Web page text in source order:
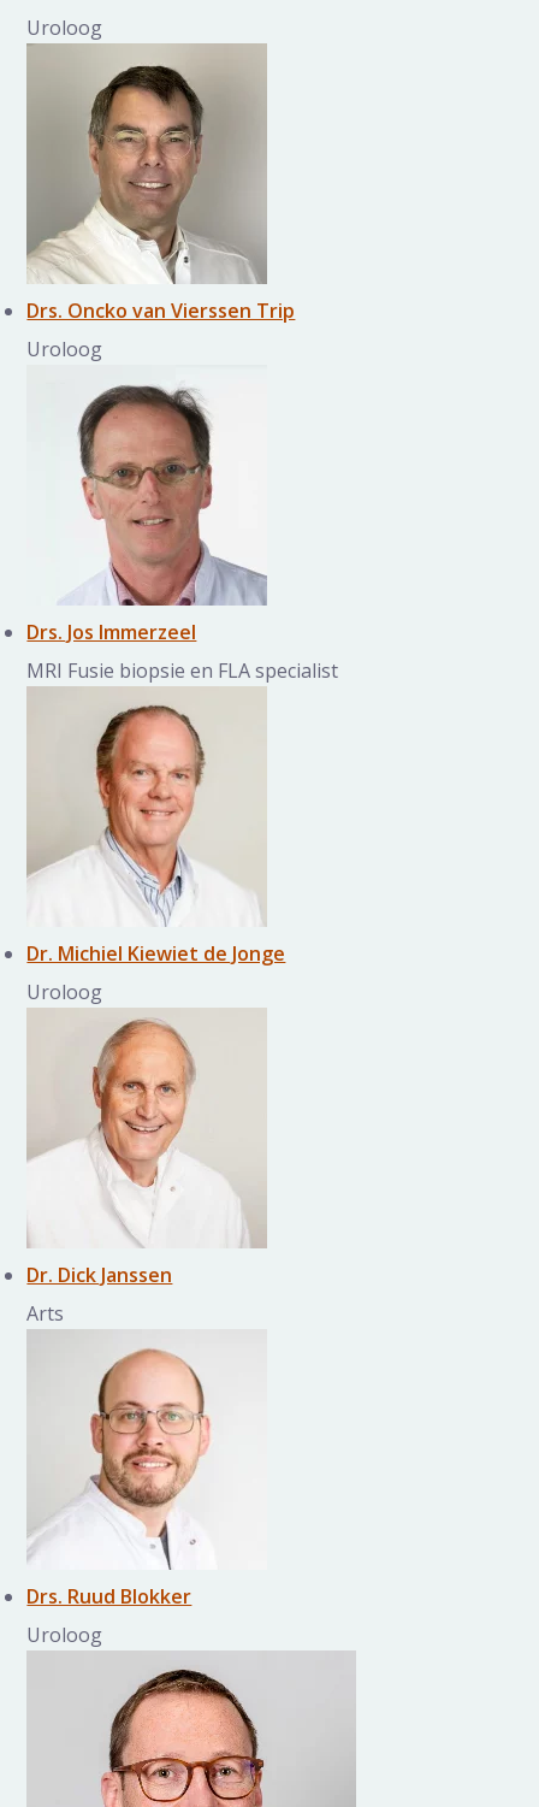
Uroloog
Drs. Oncko van Vierssen Trip
Uroloog
Drs. Jos Immerzeel
MRI Fusie biopsie en FLA specialist
Dr. Michiel Kiewiet de Jonge
Uroloog
Dr. Dick Janssen
Arts
Drs. Ruud Blokker
Uroloog